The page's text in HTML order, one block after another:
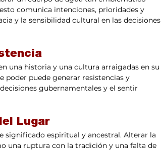
comunica intenciones, prioridades y
y la sensibilidad cultural en las decisiones
una historia y una cultura arraigadas en su
poder puede generar resistencias y
gubernamentales y el sentir
Lugar
significado espiritual y ancestral. Alterar la
una ruptura con la tradición y una falta de